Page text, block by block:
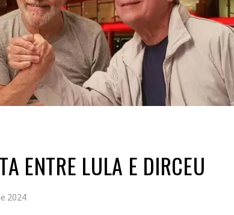
ENTRE LULA E DIRCEU
2024